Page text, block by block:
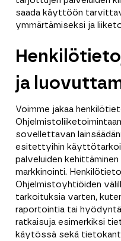
saada käyttöön
ymmärtämiseksi ja
ja
Voimme jakaa
sovellettavan
esitettyihin
palveluiden
markkinointi.
Ohjelmistoyhtiöiden
tarkoituksia varten,
raportointia tai
ratkaisuja esimerkiksi
käytössä sekä